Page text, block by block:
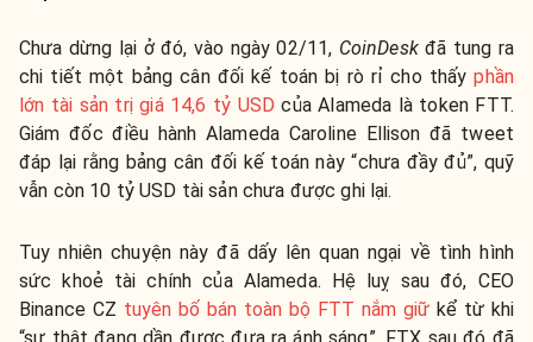
Chưa dừng lại ở đó, vào ngày 02/11, CoinDeskđã tung ra
chi tiết một bảng cân đối kế toán bị rò rỉ cho thấy phần
lớn tài sản trị giá 14,6 tỷ USD của Alameda là token FTT.
Giám đốc điều hành Alameda Caroline Ellison đã tweet
đáp lại rằng bảng cân đối kế toán này “chưa đầy đủ”, quỹ
vẫn còn 10 tỷ USD tài sản chưa được ghi lại.
Tuy nhiên chuyện này đã dấy lên quan ngại về tình hình
sức khoẻ tài chính của Alameda. Hệ luỵ sau đó, CEO
Binance CZ tuyên bố bán toàn bộ FTT nắm giữ kể từ khi